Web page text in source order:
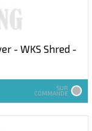
- WKS Shred -
SUR
COMMANDE